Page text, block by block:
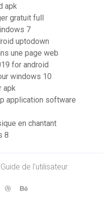
apk
gratuit full
7
uptodown
une page web
for android
windows 10
apk
application software
en chantant
8
de l'utilisateur